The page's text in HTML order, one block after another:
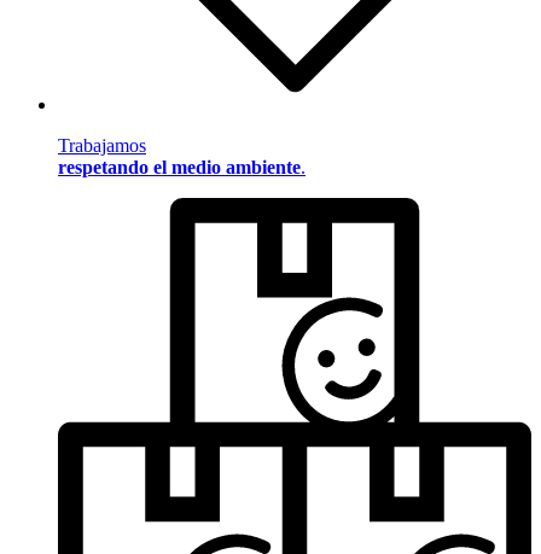
Trabajamos
respetando el medio ambiente.